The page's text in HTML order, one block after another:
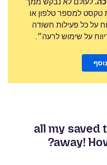
טקסט למספר טלפון או
על כל פעילות חשודה
על שימוש לרעה״.
all my saved
away!